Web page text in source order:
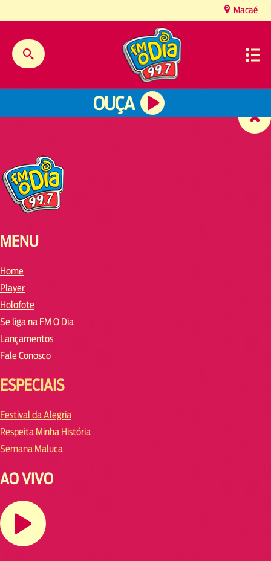
Macaé
OUÇA
MENU
Home
Player
Holofote
Se liga na FM O Dia
Lançamentos
Fale Conosco
ESPECIAIS
Festival da Alegria
Respeita Minha História
Semana Maluca
AO VIVO